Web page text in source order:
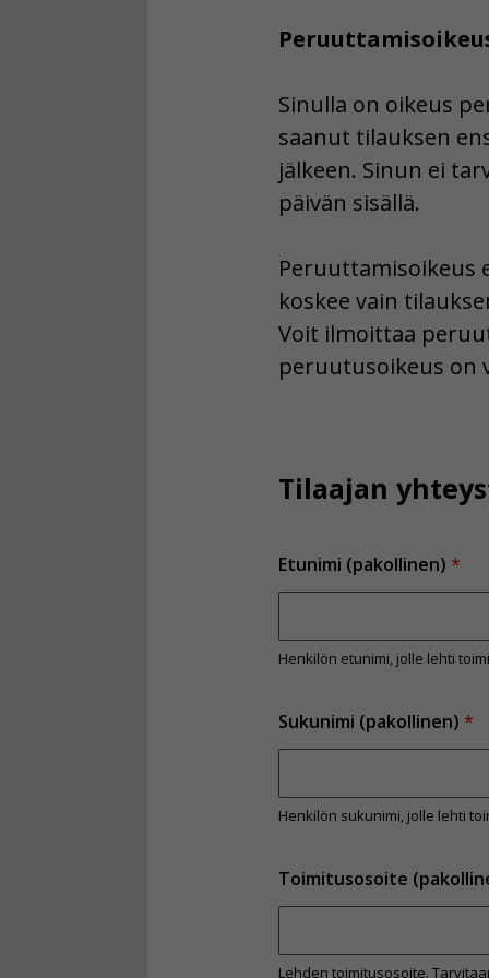
Sinulla on oikeus
saanut tilauksen
jälkeen. Sinun ei
päivän sisällä.
Peruuttamisoikeus
koskee vain
Voit ilmoittaa
peruutusoikeus on
Tilaajan
Etunimi (pakollinen) *
Henkilön etunimi, jolle lehti
Sukunimi (pakollinen) *
Henkilön sukunimi, jolle lehti
Toimitusosoite
Lehden toimitusosoite.